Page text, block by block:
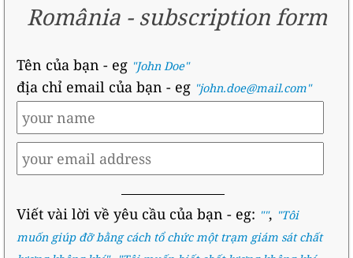
România- subscription form
Tên của bạn - eg "John Doe"
địa chỉ email của bạn - eg "john.doe@mail.com"
Viết vài lời về yêu cầu của bạn - eg: "", "Tôi
muốn giúp đỡ bằng cách tổ chức một trạm giám sát chất